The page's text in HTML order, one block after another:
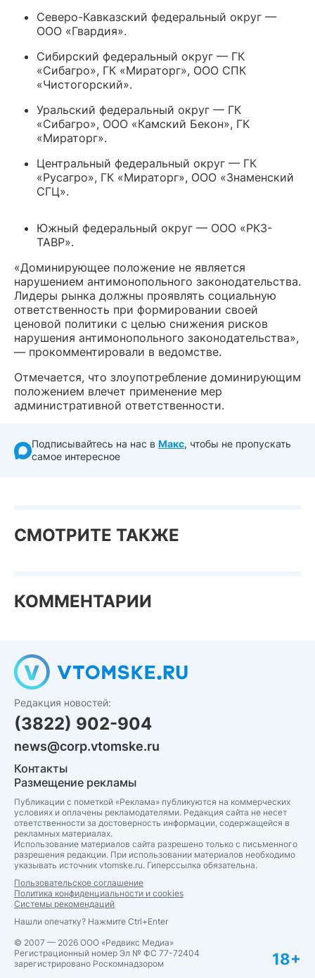
Северо-Кавказский федеральный округ —
ООО «Гвардия».
Сибирский федеральный округ — ГК
«Сибагро», ГК «Мираторг», ООО СПК
«Чистогорский».
Уральский федеральный округ — ГК
«Сибагро», ООО «Камский Бекон», ГК
«Мираторг».
Центральный федеральный округ — ГК
«Русагро», ГК «Мираторг», ООО «Знаменский
СГЦ».
Южный федеральный округ — ООО «РКЗ-
ТАВР».
«Доминирующее положение не является
нарушением антимонопольного законодательства.
Лидеры рынка должны проявлять социальную
ответственность при формировании своей
ценовой политики с целью снижения рисков
нарушения антимонопольного законодательства»,
— прокомментировали в ведомстве.
Отмечается, что злоупотребление доминирующим
положением влечет применение мер
административной ответственности.
Подписывайтесь на нас в Макс, чтобы не пропускать
самое интересное
СМОТРИТЕ ТАКЖЕ
КОММЕНТАРИИ
Редакция новостей:
(3822) 902-904
news@corp.vtomske.ru
Контакты
Размещение рекламы
Публикации с пометкой «Реклама» публикуются на коммерческих
условиях и оплачены рекламодателями. Редакция сайта не несет
ответственности за достоверность информации, содержащейся в
рекламных материалах.
Использование материалов сайта разрешено только с письменного
разрешения редакции. При использовании материалов необходимо
указывать источник vtomske.ru. Гиперссылка обязательна.
Пользовательское соглашение
Политика конфиденциальности и cookies
Системы рекомендаций
Нашли опечатку? Нажмите Ctrl+Enter
© 2007 — 2026 ООО «Редвикс Медиа»
Регистрационный номер Эл № ФС 77-72404
зарегистрировано Роскомнадзором
18+